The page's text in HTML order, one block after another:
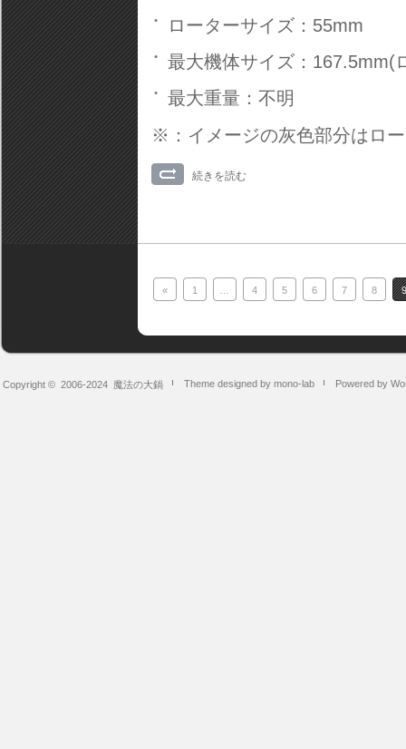
ローターサイズ：55mm
最大機体サイズ：167.5mm(
最大重量：不明
※：イメージの灰色部分はロ
続きを読む
« 1 4 5 6 7 8 9
Copyright © 2006-2024 魔法の大鍋 Theme designed by mono-lab Powered by